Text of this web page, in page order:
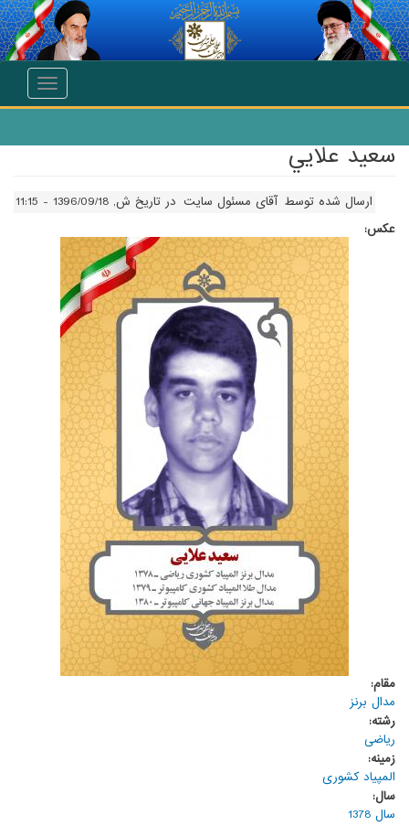
انتقال به محتوای اصلی
Toggle
سعيد علايي
ارسال شده توسط آقای مسئول سایت در تاریخ ش, 1396/09/18 - 11:15
عکس:
مقام:
مدال برنز
رشته:
ریاضی
زمینه:
المپیاد کشوری
سال:
سال 1378